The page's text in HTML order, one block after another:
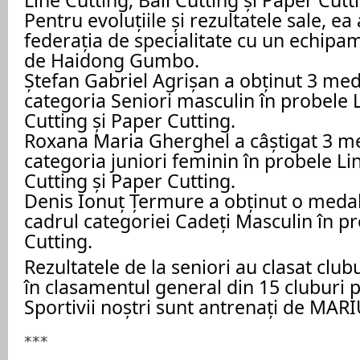
Pentru evoluțiile și rezultatele sale,
federația de specialitate cu un
de Haidong Gumbo.
Ștefan Gabriel Agrișan a obținut 3
categoria Seniori masculin în probele
Cutting și Paper Cutting.
Roxana Maria Gherghel a câștigat 3
categoria juniori feminin în probele
Cutting și Paper Cutting.
Denis Ionuț Țermure a obținut o
cadrul categoriei Cadeți Masculin în
Cutting.
Rezultatele de la seniori au clasat
în clasamentul general din 15 cluburi
Sportivii noștri sunt antrenați de
***